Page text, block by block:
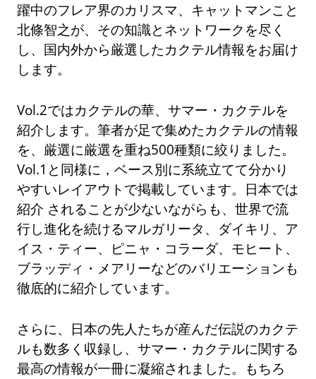
躍中のフレア界のカリスマ、キャットマンこと
北條智之が、その知識とネットワークを尽く
し、国内外から厳選したカクテル情報をお届け
します。
Vol.2ではカクテルの華、サマー・カクテルを
紹介します。筆者が足で集めたカクテルの情報
を、厳選に厳選を重ね500種類に絞りました。
Vol.1と同様に，ベース別に系統立てて分かり
やすいレイアウトで掲載しています。日本では
紹介 されることが少ないながらも、世界で流
行し進化を続けるマルガリータ、ダイキリ、ア
イス・ティー、ピニャ・コラーダ、モヒート、
ブラッディ・メアリーなどのバリエーションも
徹底的に紹介しています。
さらに、日本の先人たちが産んだ伝説のカクテ
ルも数多く収録し、サマー・カクテルに関する
最高の情報が一冊に凝縮されました。もちろ